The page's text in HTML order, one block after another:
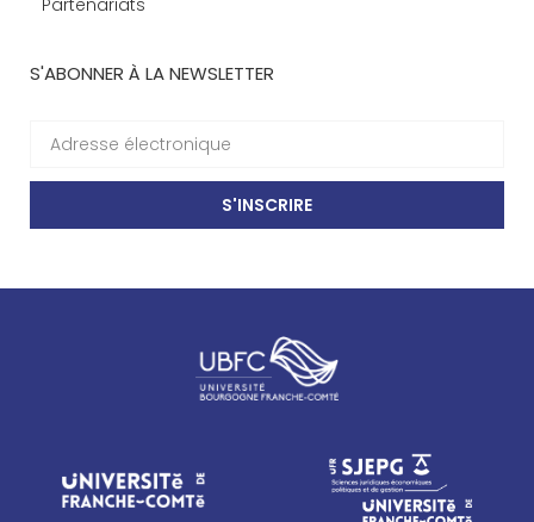
Partenariats
S'ABONNER À LA NEWSLETTER
S'INSCRIRE